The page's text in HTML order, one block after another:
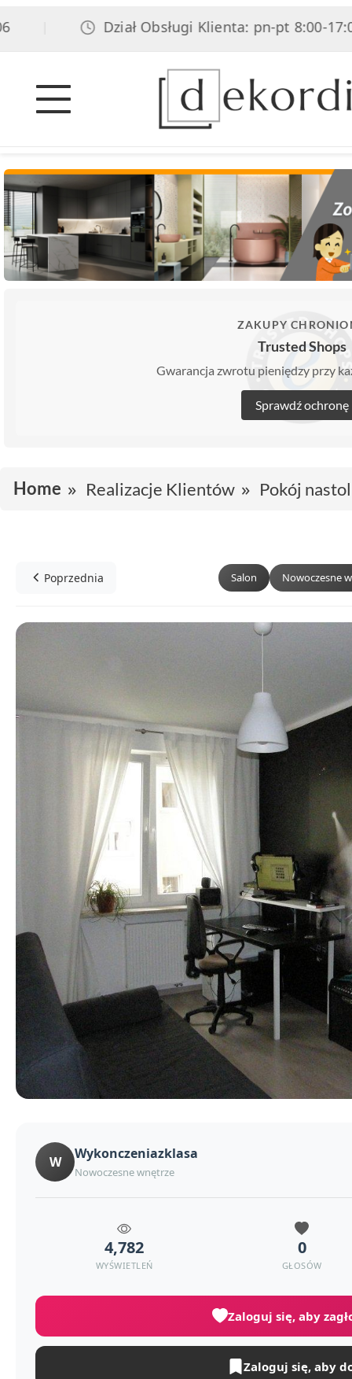
Dział Obsługi Klienta: pn-pt 8:00-17:00,
ZAKUPY
Trusted Shops
Gwarancja zwrotu pieniędzy przy
Sprawdź ochronę
Home Realizacje Klientów Pokój
Poprzednia Salon Nowoczesne
W Wykonczeniazklasa
Nowoczesne wnętrze
4,782
WYŚWIETLEŃ
0
GŁOSÓW
Zaloguj się, aby
Zaloguj się, aby